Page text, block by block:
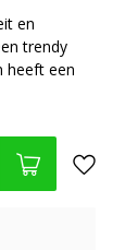
en
trendy
heeft een